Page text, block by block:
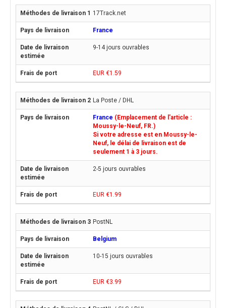
17Track.net
France
9-14 jours ouvrables
EUR €1.59
La Poste / DHL
France (Emplacement de l'article :
Moussy-le-Neuf, FR.)
Si votre adresse est en Moussy-le-
Neuf, le délai de livraison est de
seulement 1 à 3 jours.
2-5 jours ouvrables
EUR €1.99
PostNL
Belgium
10-15 jours ouvrables
EUR €3.99